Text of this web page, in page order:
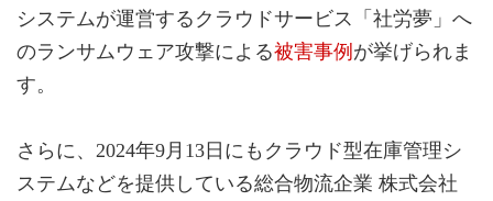
システムが運営するクラウドサービス「社労夢」へ
のランサムウェア攻撃による被害事例 が挙げられま
す。
さらに、2024年9月13日にもクラウド型在庫管理シ
ステムなどを提供している総合物流企業 株式会社